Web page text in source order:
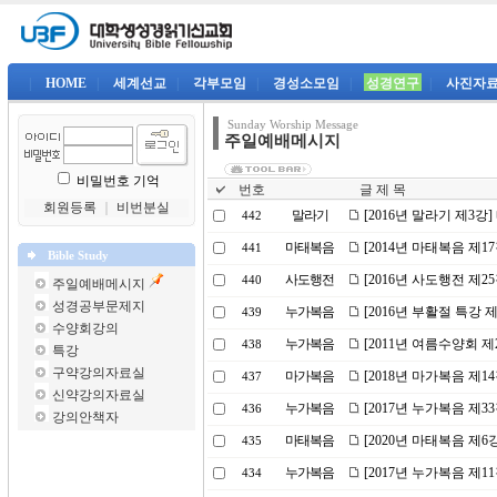
HOME 세계선교 각부모임 경성소모임 성경연구 사진자
비밀번호 기억
회원등록
비번분실
Bible Study
주일예배메시지
성경공부문제지
수양회강의
특강
구약강의자료실
신약강의자료실
강의안책자
Sunday Worship Message
주일예배메시지
번호 글 제 목
442 말라기 [2016년 말라기 제3강
441 마태복음 [2014년 마태복음 제
440 사도행전 [2016년 사도행전 제
439 누가복음 [2016년 부활절 특강
438 누가복음 [2011년 여름수양회
437 마가복음 [2018년 마가복음 제
436 누가복음 [2017년 누가복음 제
435 마태복음 [2020년 마태복음 제6
434 누가복음 [2017년 누가복음 제